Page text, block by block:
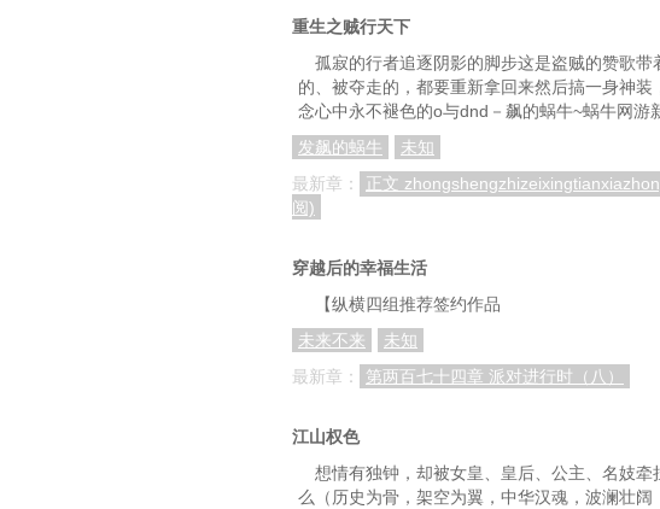
重生之贼行天下
孤寂的行者追逐阴影的脚步这是盗贼的赞歌
的、被夺走的，都要重新拿回来然后搞一身神
念心中永不褪色的o与dnd－飙的蜗牛~蜗牛网游
发飙的蜗牛
未知
最新章：
正文
阅)
穿越后的幸福生活
【纵横四组推荐签约作品
未来不来
未知
最新章：
第两百七十四章 派对进行时（八）
江山权色
想情有独钟，却被女皇、皇后、公主、名妓
么（历史为骨，架空为翼，中华汉魂，波澜壮阔